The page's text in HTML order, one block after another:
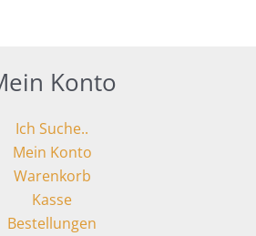
Konto
Ich Suche..
Mein Konto
Warenkorb
Kasse
Bestellungen